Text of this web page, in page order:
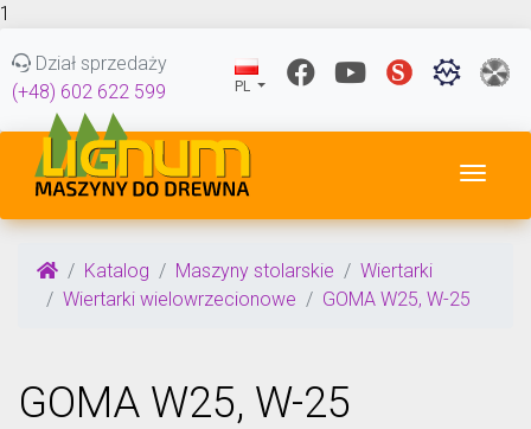
1
Dział sprzedaży
(+48) 602 622 599
PL
Katalog Maszyny stolarskie
Wiertarki
Wiertarki wielowrzecionowe
GOMA W25, W-25
GOMA W25, W-25